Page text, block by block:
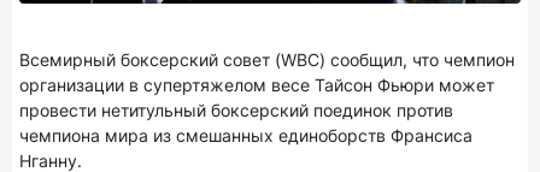
Всемирный боксерский совет (WBC) сообщил, что чемпион
организации в супертяжелом весе Тайсон Фьюри может
провести нетитульный боксерский поединок против
чемпиона мира из смешанных единоборств Франсиса
Нганну.